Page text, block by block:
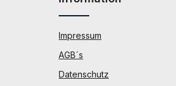
Impressum
AGB´s
Datenschutz